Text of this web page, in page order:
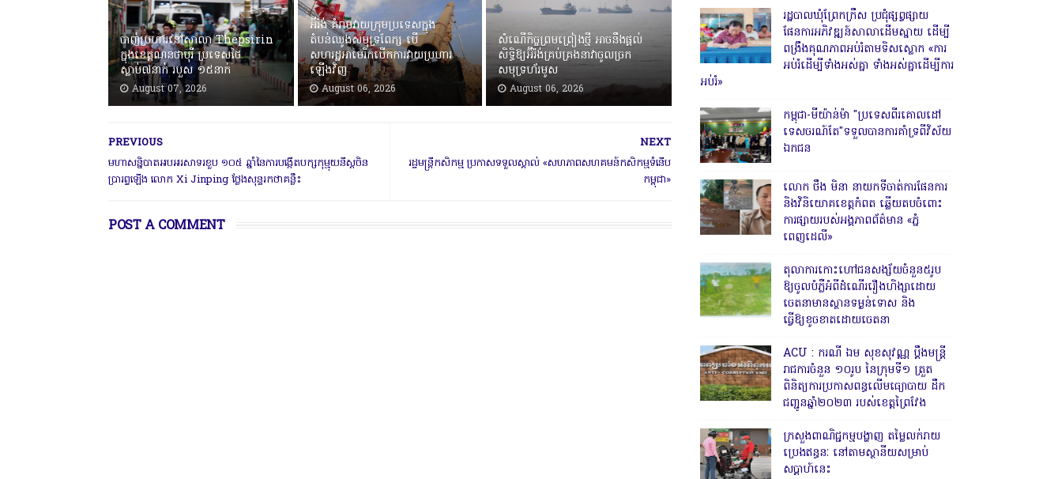
បាញ់ប្រហារនៅសាលា Thepsirin
ក្នុងខេត្តណនថាបុរី ប្រទេសថៃ
ស្លាប់៧នាក់ របួស ១៥នាក់
August 07, 2026
អ៊ីរ៉ង់ គំរាមវាយក្រុមប្រទេសក្នុង
តំបន់ឈូងសមុទ្រពែក្ស បើ
សហរដ្ឋអាមេរិកបើកការវាយប្រហារ
ឡើងវិញ
August 06, 2026
សំណើកិច្ចព្រមព្រៀងថ្មី អាចនឹងផ្តល់
សិទ្ធិឱ្យអ៊ីរ៉ង់គ្រប់គ្រងនាវាចូលច្រក
សមុទ្រហ័រមូស
August 06, 2026
NEXT
រដ្ឋមន្ត្រីកសិកម្ម ប្រកាសទទួលស្គាល់ «សហភាពសហគមន៍កសិកម្មទំនើប
កម្ពុជា»
PREVIOUS
មហាសន្និបាតអបអរសាទរខួប ១០៥ ឆ្នាំនៃការបង្កើតបក្សកុម្មុយនីស្តចិន
ប្រារព្ធឡើង លោក Xi Jinping ថ្លែងសុន្ទរកថាគន្លឹះ
POST A COMMENT
រដ្ឋបាលឃុំព្រែកក្រឹស ប្រជុំផ្សព្វផ្សាយ
ផែនការអភិវឌ្ឍន៍សាលាដើមស្នាយ ដើម្បី
ពង្រឹងគុណភាពអប់រំតាមទិសស្លោក «ការ
អប់រំដើម្បីទាំងអស់គ្នា ទាំងអស់គ្នាដើម្បីការ
អប់រំ»
កម្ពុជា-មីយ៉ាន់ម៉ា "ប្រទេសពីរគោលដៅ
ទេសចរណ៍តែ"ទទួលបានការគាំទ្រពីវិស័យ
ឯកជន
លោក ថឹង មិនា នាយកទីចាត់ការផែនការ
និងវិនិយោគខេត្តកំពត ឆ្លើយតបចំពោះ
ការផ្សាយរបស់អង្គភាពព័ត៌មាន «ភ្នំ
ពេញដេលី»
តុលាការកោះហៅជនសង្ស័យចំនួន៥រូប
ឱ្យចូលបំភ្លឺអំពីដំណើររឿងហិង្សាដោយ
ចេតនាមានស្ថានទម្ងន់ទោស និង
ធ្វើឱ្យខូចខាតដោយចេតនា
ACU : ករណី ឯម សុខសុវណ្ណ ប្ដឹងមន្ត្រី
រាជការចំនួន ១០រូប នៃក្រុមទី១ ត្រួត
ពិនិត្យការប្រកាសពន្ធលើមធ្យោបាយ ដឹក
ជញ្ជូនឆ្នាំ២០២៣ របស់ខេត្តព្រៃវែង
ក្រសួងពាណិជ្ជកម្មបង្ហាញ តម្លៃលក់រាយ
ប្រេងឥន្ធនៈ នៅតាមស្ថានីយសម្រាប់
សប្តាហ៍នេះ